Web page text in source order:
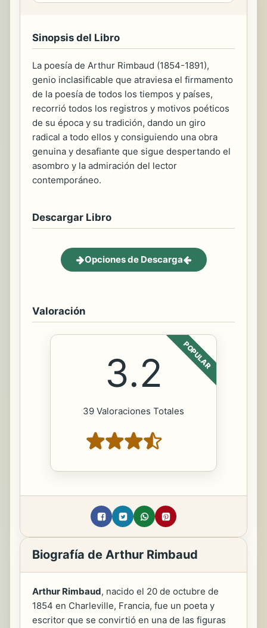
Sinopsis del Libro
La poesía de Arthur Rimbaud (1854-1891),
genio inclasificable que atraviesa el firmamento
de la poesía de todos los tiempos y países,
recorrió todos los registros y motivos poéticos
de su época y su tradición, dando un giro
radical a todo ellos y consiguiendo una obra
genuina y desafiante que sigue despertando el
asombro y la admiración del lector
contemporáneo.
Descargar Libro
Opciones de Descarga
Valoración
POPULAR
3.2
39 Valoraciones Totales
Biografía de Arthur Rimbaud
Arthur Rimbaud, nacido el 20 de octubre de
1854 en Charleville, Francia, fue un poeta y
escritor que se convirtió en una de las figuras